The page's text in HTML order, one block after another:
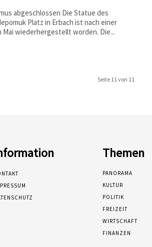
abgeschlossen Die Statue des
Platz in Erbach ist nach einer
wiederhergestellt worden. Die...
Seite 11 von 11
Themen
PANORAMA
KULTUR
POLITIK
FREIZEIT
WIRTSCHAFT
FINANZEN